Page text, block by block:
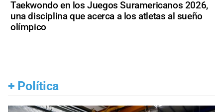
Taekwondo en los Juegos Suramericanos 2026,
una disciplina que acerca a los atletas al sueño
olímpico
+ Política